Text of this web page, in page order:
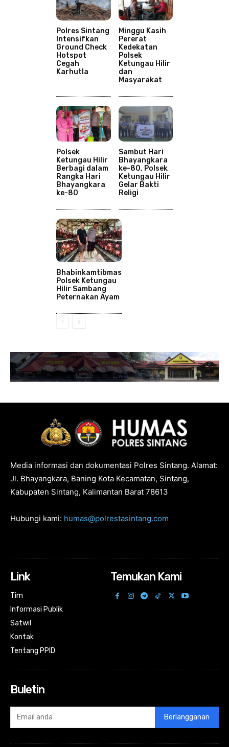
Polres Sintang
Intensifkan
Ground Check
Hotspot
Cegah
Karhutla
Minggu Kasih
Pererat
Kedekatan
Polsek
Ketungau Hilir
dan
Masyarakat
Polsek
Ketungau Hilir
Berbagi dalam
Rangka Hari
Bhayangkara
ke-80
Sambut Hari
Bhayangkara
ke-80, Polsek
Ketungau Hilir
Gelar Bakti
Religi
Bhabinkamtibmas
Polsek Ketungau
Hilir Sambang
Peternakan Ayam
Media informasi dan dokumentasi Polres Sintang. Alamat:
Jl. Bhayangkara, Baning Kota Kecamatan, Sintang,
Kabupaten Sintang, Kalimantan Barat 78613
Hubungi kami: humas@polrestasintang.com
Link
Tim
Informasi Publik
Satwil
Kontak
Tentang PPID
Temukan Kami
Buletin
Berlangganan